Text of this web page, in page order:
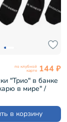
по клубной
карте 144 ₽
"Трио" в банке
в мире" /
в корзину